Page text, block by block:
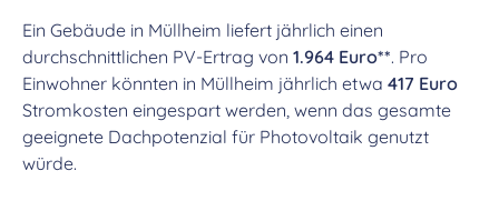
Ein Gebäude in Müllheim liefert jährlich einen
durchschnittlichen PV-Ertrag von 1.964 Euro**. Pro
Einwohner könnten in Müllheim jährlich etwa 417 Euro
Stromkosten eingespart werden, wenn das gesamte
geeignete Dachpotenzial für Photovoltaik genutzt
würde.